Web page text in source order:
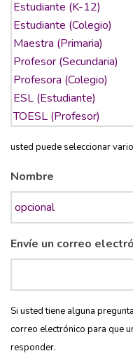
usted puede seleccionar
Nombre
Envíe un correo
Si usted tiene alguna
correo electrónico para que
responder.